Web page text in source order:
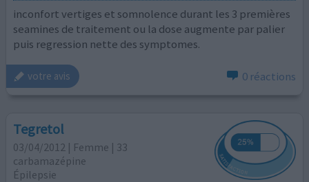
inconfort vertiges et somnolence durant les 3 premières
seamines de traitement ou la dose augmente par palier
puis regression nette des symptomes.
votre avis 0 réactions
Tegretol
03/04/2012 | Femme | 33
carbamazépine
Épilepsie